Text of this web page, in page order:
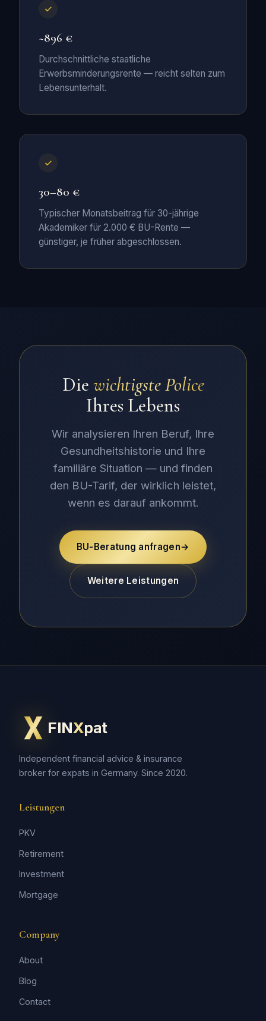
~896 €
Durchschnittliche staatliche
Erwerbsminderungsrente — reicht selten zum
Lebensunterhalt.
30–80 €
Typischer Monatsbeitrag für 30-jährige
Akademiker für 2.000 € BU-Rente —
günstiger, je früher abgeschlossen.
Die wichtigste Police
Ihres Lebens
Wir analysieren Ihren Beruf, Ihre
Gesundheitshistorie und Ihre
familiäre Situation — und finden
den BU-Tarif, der wirklich leistet,
wenn es darauf ankommt.
BU-Beratung anfragen→
Weitere Leistungen
FINXpat
Independent financial advice & insurance
broker for expats in Germany. Since 2020.
Leistungen
PKV
Retirement
Investment
Mortgage
Company
About
Blog
Contact